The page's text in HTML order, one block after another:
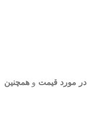
در مورد قیمت و همچنین